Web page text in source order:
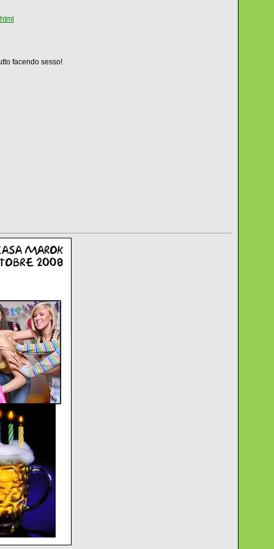
facendo sesso!